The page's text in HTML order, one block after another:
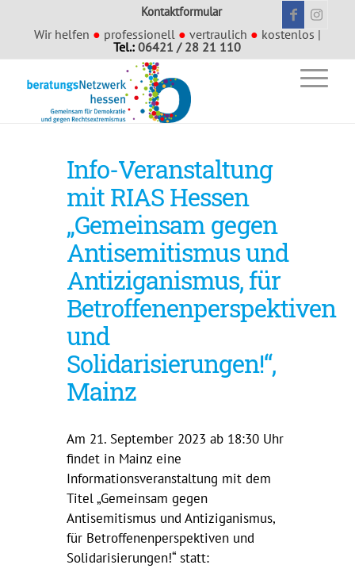
Kontaktformular
Wir helfen ● professionell ● vertraulich ● kostenlos |
Tel.:06421 / 28 21 110
Info-Veranstaltung
mit RIAS Hessen
„Gemeinsam gegen
Antisemitismus und
Antiziganismus, für
Betroffenenperspektiven
und
Solidarisierungen!“,
Mainz
Am 21. September 2023 ab 18:30 Uhr
findet in Mainz eine
Informationsveranstaltung mit dem
Titel „Gemeinsam gegen
Antisemitismus und Antiziganismus,
für Betroffenenperspektiven und
Solidarisierungen!“ statt: